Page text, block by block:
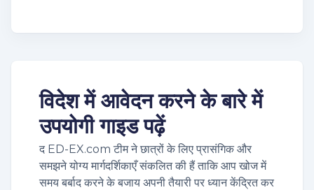
विदेश में आवेदन करने के बारे में
उपयोगी गाइड पढ़ें
द ED-EX.com टीम ने छात्रों के लिए प्रासंगिक और
समझने योग्य मार्गदर्शिकाएँ संकलित की हैं ताकि आप खोज में
समय बर्बाद करने के बजाय अपनी तैयारी पर ध्यान केंद्रित कर